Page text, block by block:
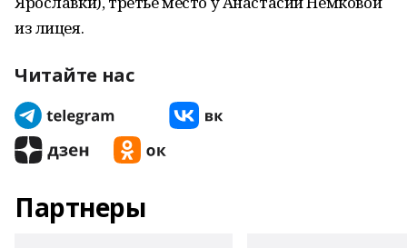
из лицея.
Читайте нас
Партнеры